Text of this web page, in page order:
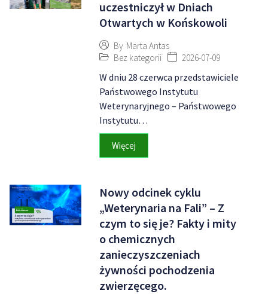
uczestniczył w Dniach
Otwartych w Końskowoli
By Marta Antas
Bez kategorii
2026-07-09
W dniu 28 czerwca przedstawiciele
Państwowego Instytutu
Weterynaryjnego – Państwowego
Instytutu…
Więcej
Nowy odcinek cyklu
„Weterynaria na Fali” – Z
czym to się je? Fakty i mity
o chemicznych
zanieczyszczeniach
żywności pochodzenia
zwierzęcego.